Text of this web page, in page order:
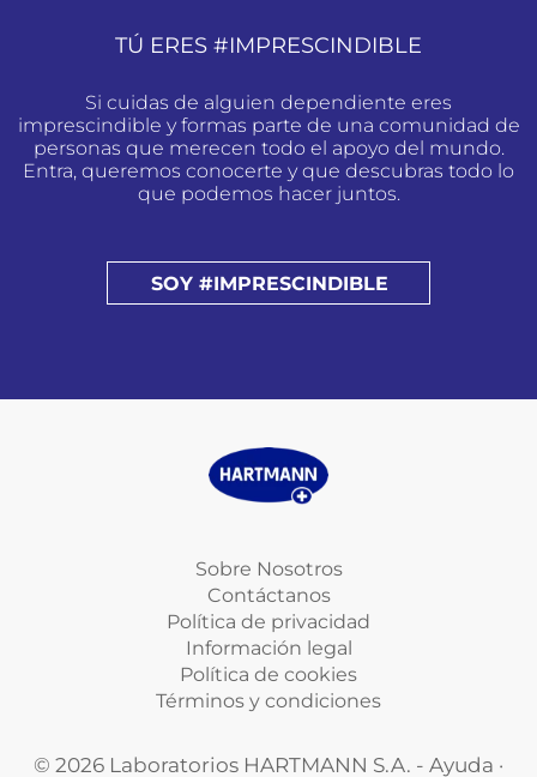
TÚ ERES #IMPRESCINDIBLE
Si cuidas de alguien dependiente eres
imprescindible y formas parte de una comunidad de
personas que merecen todo el apoyo del mundo.
Entra, queremos conocerte y que descubras todo lo
que podemos hacer juntos.
SOY #IMPRESCINDIBLE
Sobre Nosotros
Contáctanos
Política de privacidad
Información legal
Política de cookies
Términos y condiciones
© 2026 Laboratorios HARTMANN S.A. - Ayuda ·